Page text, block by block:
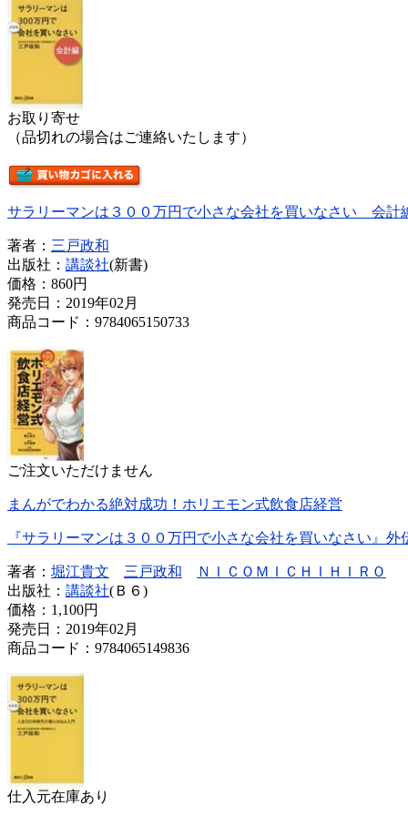
お取り寄せ
（品切れの場合はご連絡いたします）
サラリーマンは３００万円で小さな会社を買いなさい 会計
著者： 三戸政和
出版社： 講談社(新書)
価格： 860円
発売日：2019年02月
商品コード：9784065150733
ご注文いただけません
まんがでわかる絶対成功！ホリエモン式飲食店経営
『サラリーマンは３００万円で小さな会社を買いなさい』外
著者： 堀江貴文 三戸政和
ＮＩＣＯＭＩＣＨＩＨＩＲＯ
出版社： 講談社(Ｂ６)
価格： 1,100円
発売日：2019年02月
商品コード：9784065149836
仕入元在庫あり